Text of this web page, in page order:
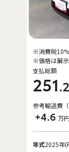
支払総額
251.2
※消費税
※価格は展
参考輸送費（
+4.6 万
年式2025年